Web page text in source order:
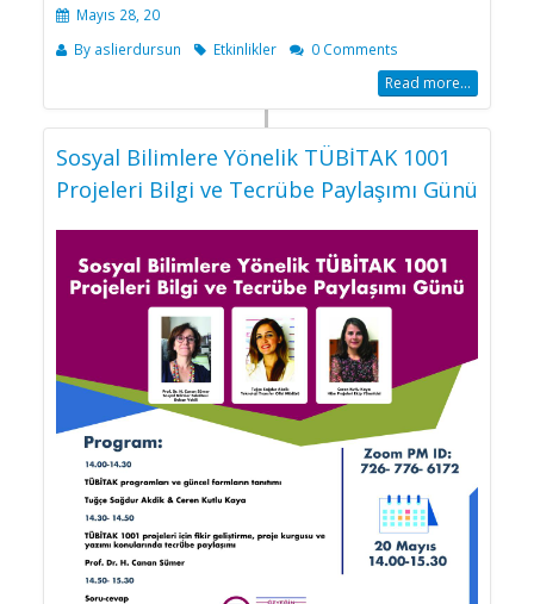
Mayıs 28, 20
By aslierdursun Etkinlikler 0 Comments
Read more...
Sosyal Bilimlere Yönelik TÜBİTAK 1001
Projeleri Bilgi ve Tecrübe Paylaşımı Günü